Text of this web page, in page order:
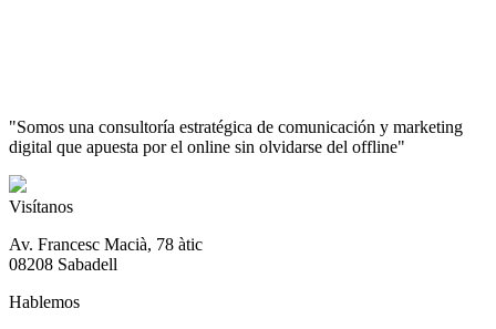
"Somos una consultoría estratégica de comunicación y marketing
digital que apuesta por el online sin olvidarse del offline"
Visítanos
Av. Francesc Macià, 78 àtic
08208 Sabadell
Hablemos